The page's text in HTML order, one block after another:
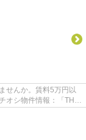
せんか。賃料5万円以
オシ物件情報：「THパ